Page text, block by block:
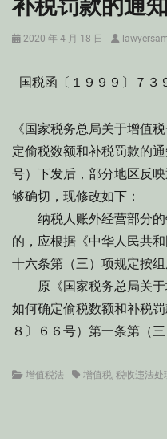
Posted
2020 年 4 月 18 日 Author
国税函〔１９９９〕７
《国家税务总局关于增值
定偷税数额和补税罚款的
号）下发后，部分地区反
够确切，现修改如下：
纳税人账外经营部分的
的，应根据《中华人民共
十六条第（三）项规定按
原《国家税务总局关于
如何确定偷税数额和补税
８〕６６号）第一条第（三
Categories
增值税法 Tags增值税, 税收违法处